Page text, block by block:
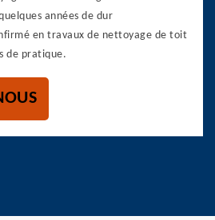
années de dur
en travaux de nettoyage de toit
de pratique.